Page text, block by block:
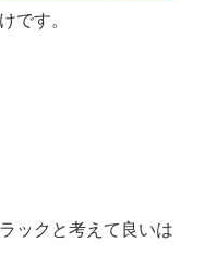
です。
ックと考えて良いは